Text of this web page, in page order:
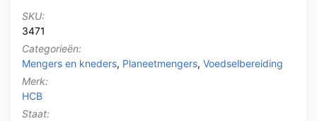
SKU:
3471
Categorieën:
Mengers en kneders, Planeetmengers, Voedselbereiding
Merk:
HCB
Staat: